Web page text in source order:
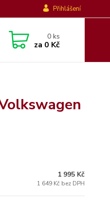
Přihlášení
0ks
za 0 Kč
1 995 Kč
1 649 Kč bez DPH